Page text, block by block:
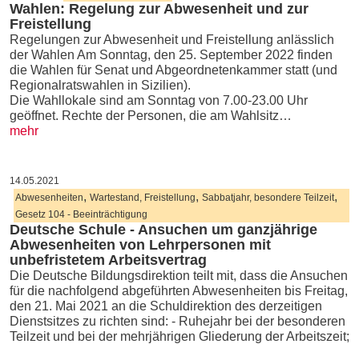
Wahlen: Regelung zur Abwesenheit und zur
Freistellung
Regelungen zur Abwesenheit und Freistellung anlässlich
der Wahlen Am Sonntag, den 25. September 2022 finden
die Wahlen für Senat und Abgeordnetenkammer statt (und
Regionalratswahlen in Sizilien).
Die Wahllokale sind am Sonntag von 7.00-23.00 Uhr
geöffnet. Rechte der Personen, die am Wahlsitz…
mehr
14.05.2021
Abwesenheiten, Wartestand, Freistellung, Sabbatjahr, besondere Teilzeit,
Gesetz 104 - Beeinträchtigung
Deutsche Schule - Ansuchen um ganzjährige
Abwesenheiten von Lehrpersonen mit
unbefristetem Arbeitsvertrag
Die Deutsche Bildungsdirektion teilt mit, dass die Ansuchen
für die nachfolgend abgeführten Abwesenheiten bis Freitag,
den 21. Mai 2021 an die Schuldirektion des derzeitigen
Dienstsitzes zu richten sind: - Ruhejahr bei der besonderen
Teilzeit und bei der mehrjährigen Gliederung der Arbeitszeit;